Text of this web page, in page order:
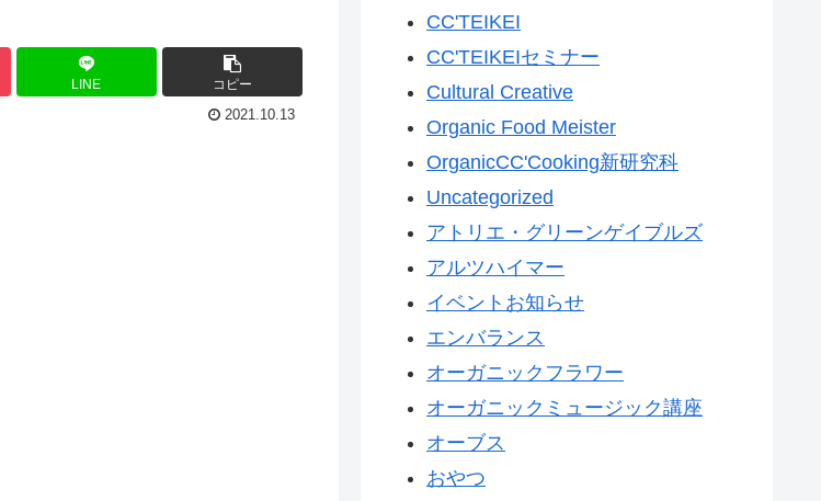
LINE コピー
2021.10.13
CC'TEIKEI
CC'TEIKEIセミナー
Cultural Creative
Organic Food Meister
OrganicCC'Cooking新研究科
Uncategorized
アトリエ・グリーンゲイブルズ
アルツハイマー
イベントお知らせ
エンバランス
オーガニックフラワー
オーガニックミュージック講座
オーブス
おやつ